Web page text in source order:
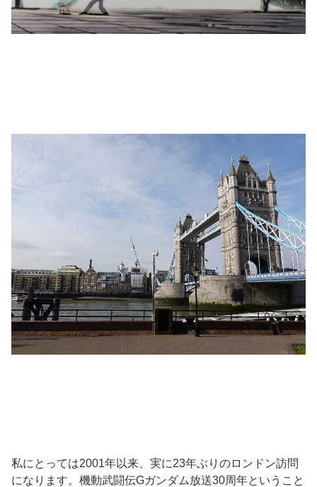
私にとっては2001年以来、実に23年ぶりのロンドン訪問
になります。機動武闘伝Gガンダム放送30周年ということ